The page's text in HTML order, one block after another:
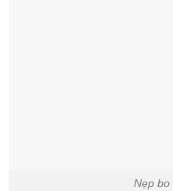
Nẹp bo